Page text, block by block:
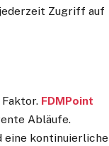
Zugriff auf
FDMPoint
Abläufe.
eine kontinuierliche